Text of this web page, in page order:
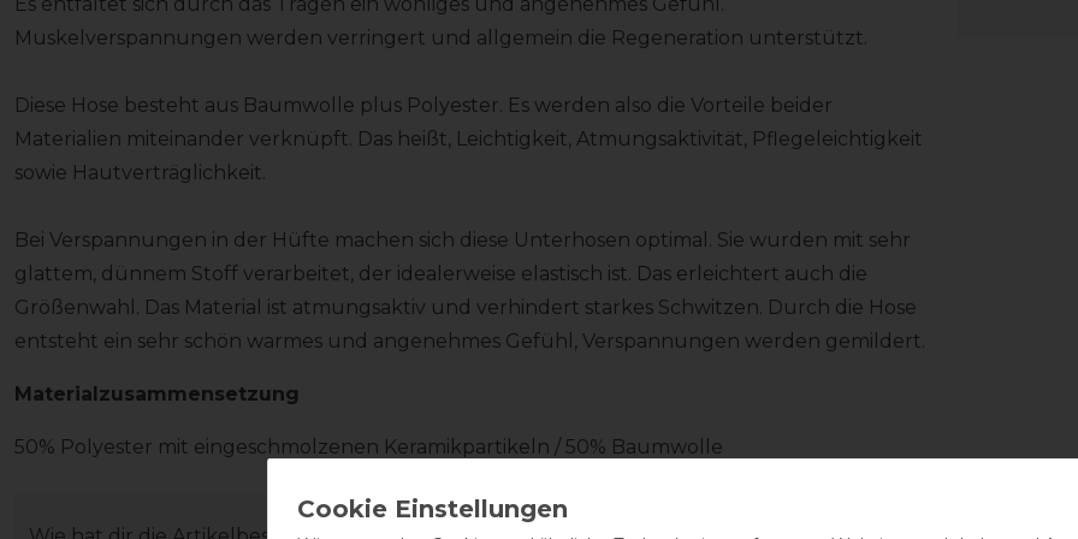
Es entfaltet sich durch das Tragen ein wohliges und angenehmes Gefühl.
Muskelverspannungen werden verringert und allgemein die Regeneration unterstützt.
Diese Hose besteht aus Baumwolle plus Polyester. Es werden also die Vorteile beider
Materialien miteinander verknüpft. Das heißt, Leichtigkeit, Atmungsaktivität, Pflegeleichtigkeit
sowie Hautverträglichkeit.
Bei Verspannungen in der Hüfte machen sich diese Unterhosen optimal. Sie wurden mit sehr
glattem, dünnem Stoff verarbeitet, der idealerweise elastisch ist. Das erleichtert auch die
Größenwahl. Das Material ist atmungsaktiv und verhindert starkes Schwitzen. Durch die Hose
entsteht ein sehr schön warmes und angenehmes Gefühl, Verspannungen werden gemildert.
Materialzusammensetzung
50% Polyester mit eingeschmolzenen Keramikpartikeln / 50% Baumwolle